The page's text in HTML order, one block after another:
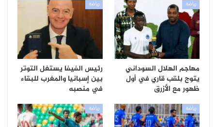
رياضة
مهاجم الهلال السوداني
يتوج بلقب قاري في أول
ظهور مع الأزرق
رياضة
رئيس الفيفا يستغل التوتر
بين إسبانيا والمغرب للبقاء
في منصبه
رياضة رياضة